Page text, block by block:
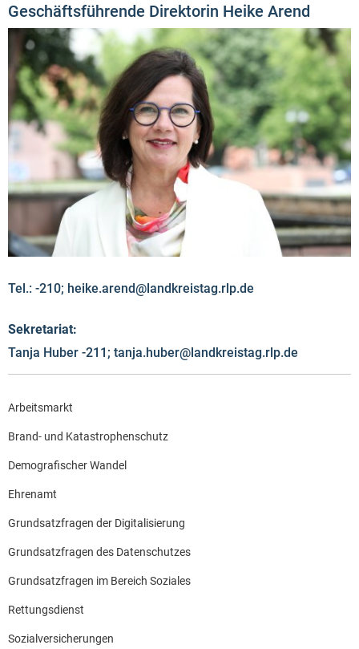
Geschäftsführende Direktorin Heike Arend
Tel.: -210; heike.arend@landkreistag.rlp.de
Sekretariat:
Tanja Huber -211; tanja.huber@landkreistag.rlp.de
Arbeitsmarkt
Brand- und Katastrophenschutz
Demografischer Wandel
Ehrenamt
Grundsatzfragen der Digitalisierung
Grundsatzfragen des Datenschutzes
Grundsatzfragen im Bereich Soziales
Rettungsdienst
Sozialversicherungen